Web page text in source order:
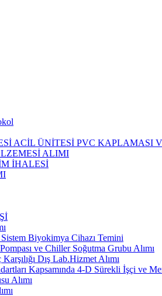
ACİL ÜNİTESİ PVC KAPLAMASI
ALIMI
İHALESİ
Sistem Biyokimya Cihazı Temini
ve Chiller Soğutma Grubu Alımı
Dış Lab.Hizmet Alımı
Kapsamında 4-D Sürekli İşçi ve
Alımı